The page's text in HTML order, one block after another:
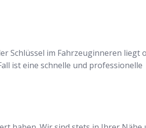
Schlüssel im Fahrzeuginneren liegt
ist eine schnelle und professionelle